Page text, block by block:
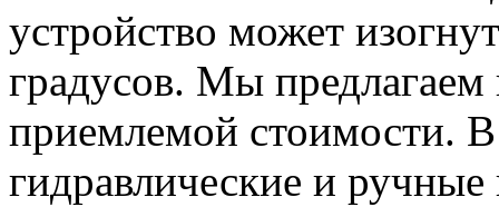
устройство может
градусов. Мы
приемлемой стоимости.
гидравлические и